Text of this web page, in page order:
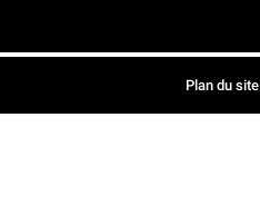
Plan du site